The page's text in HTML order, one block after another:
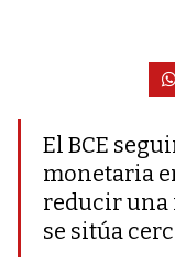
El BCE
monetaria
reducir una
se sitúa